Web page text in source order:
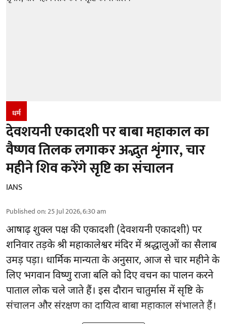
धर्म
देवशयनी एकादशी पर बाबा महाकाल का
वैष्णव तिलक लगाकर अद्भुत शृंगार, चार
महीने शिव करेंगे सृष्टि का संचालन
IANS
Published on:25 Jul 2026, 6:30 am
आषाढ़ शुक्ल पक्ष की एकादशी (देवशयनी एकादशी) पर
शनिवार तड़के श्री महाकालेश्वर मंदिर में श्रद्धालुओं का सैलाब
उमड़ पड़ा। धार्मिक मान्यता के अनुसार, आज से चार महीने के
लिए भगवान विष्णु राजा बलि को दिए वचन का पालन करने
पाताल लोक चले जाते हैं। इस दौरान चातुर्मास में सृष्टि के
संचालन और संरक्षण का दायित्व बाबा महाकाल संभालते हैं।